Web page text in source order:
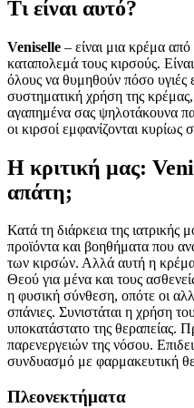
Τι είναι αυτό?
Veniselle – είναι μια κρέμα
καταπολεμά τους κιρσούς.
όλους να θυμηθούν πόσο υγιές
συστηματική χρήση της
αγαπημένα σας ψηλοτάκουνα
οι κιρσοί εμφανίζονται κυρίως
Η κριτική μας:
απάτη;
Κατά τη διάρκεια της ιατρικής
προϊόντα και βοηθήματα που
των κιρσών. Αλλά αυτή η
Θεού για μένα και τους
η φυσική σύνθεση, οπότε οι
σπάνιες. Συνιστάται η χρήση
υποκατάστατο της θεραπείας.
παρενεργειών της νόσου.
συνδυασμό με φαρμακευτική
Πλεονεκτήματα